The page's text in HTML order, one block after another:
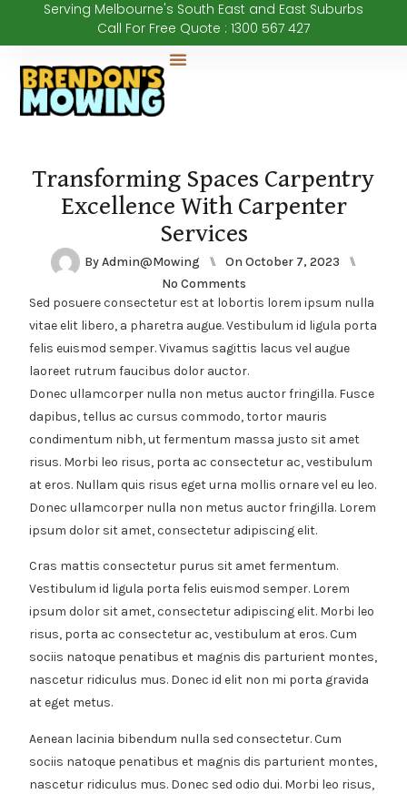
Serving Melbourne's South East and East Suburbs
Call For Free Quote : 1300 567 427
Transforming Spaces Carpentry
Excellence With Carpenter
Services
ByAdmin@mowing ⑊ On October 7, 2023
⑊
No Comments
Sed posuere consectetur est at lobortis lorem ipsum nulla
vitae elit libero, a pharetra augue. Vestibulum id ligula porta
felis euismod semper. Vivamus sagittis lacus vel augue
laoreet rutrum faucibus dolor auctor.
Donec ullamcorper nulla non metus auctor fringilla. Fusce
dapibus, tellus ac cursus commodo, tortor mauris
condimentum nibh, ut fermentum massa justo sit amet
risus. Morbi leo risus, porta ac consectetur ac, vestibulum
at eros. Nullam quis risus eget urna mollis ornare vel eu leo.
Donec ullamcorper nulla non metus auctor fringilla. Lorem
ipsum dolor sit amet, consectetur adipiscing elit.
Cras mattis consectetur purus sit amet fermentum.
Vestibulum id ligula porta felis euismod semper. Lorem
ipsum dolor sit amet, consectetur adipiscing elit. Morbi leo
risus, porta ac consectetur ac, vestibulum at eros. Cum
sociis natoque penatibus et magnis dis parturient montes,
nascetur ridiculus mus. Donec id elit non mi porta gravida
at eget metus.
Aenean lacinia bibendum nulla sed consectetur. Cum
sociis natoque penatibus et magnis dis parturient montes,
nascetur ridiculus mus. Donec sed odio dui. Morbi leo risus,